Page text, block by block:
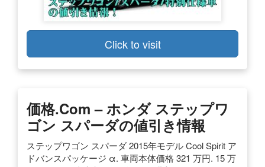
Click to visit
価格.com – ホンダ ステップワ
ゴン スパーダの値引き情報
ステップワゴン スパーダ 2015年モデル Cool Spirit ア
ドバンスパッケージ α. 車両本体価格 321 万円. 15 万